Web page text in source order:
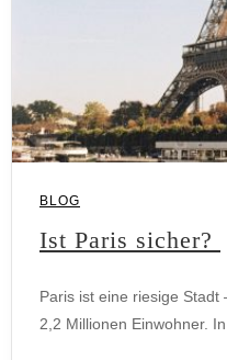
BLOG
Ist Paris sicher?
Paris ist eine riesige Stadt
2,2 Millionen Einwohner.